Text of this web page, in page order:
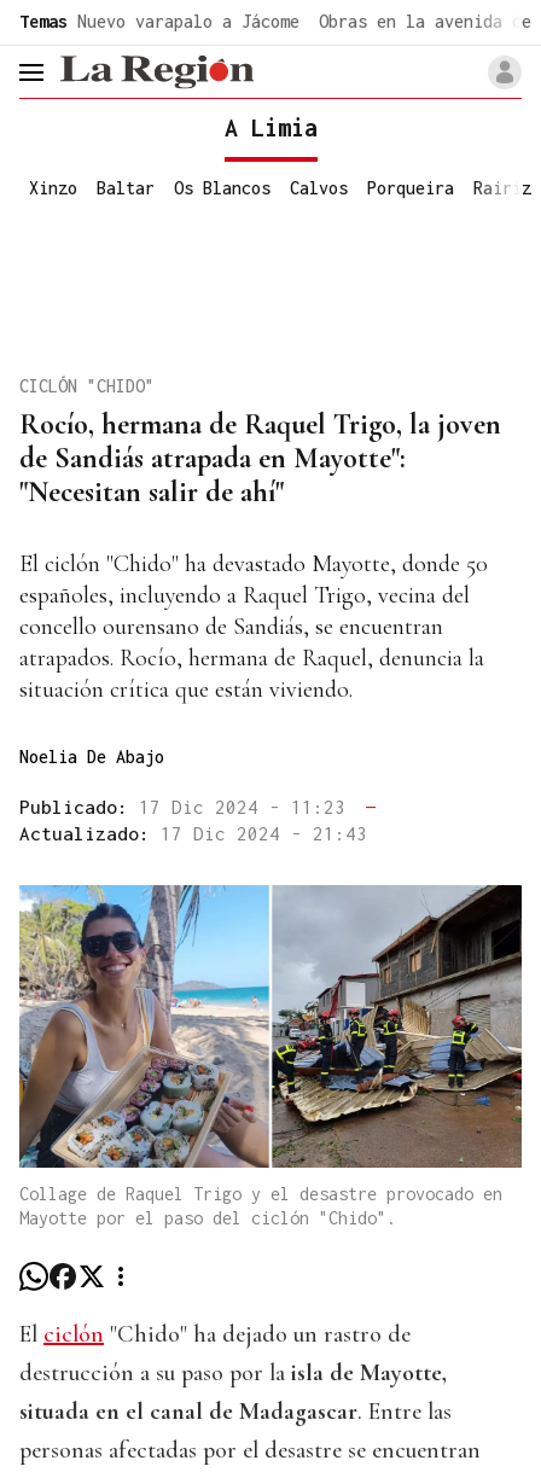
Temas Nuevo varapalo a Jácome Obras en la avenida de
header.menu.open
A Limia
Xinzo Baltar Os Blancos Calvos Porqueira Rairiz
Rocío, hermana de Raquel Trigo, la joven
de Sandiás atrapada en Mayotte":
"Necesitan salir de ahí"
CICLÓN "CHIDO"
El ciclón "Chido" ha devastado Mayotte, donde 50
españoles, incluyendo a Raquel Trigo, vecina del
concello ourensano de Sandiás, se encuentran
atrapados. Rocío, hermana de Raquel, denuncia la
situación crítica que están viviendo.
Noelia De Abajo
Publicado: 17 Dic 2024 - 11:23
—
Actualizado: 17 Dic 2024 - 21:43
Collage de Raquel Trigo y el desastre provocado en
Mayotte por el paso del ciclón "Chido".
El ciclón "Chido" ha dejado un rastro de
destrucción a su paso por la isla de Mayotte,
situada en el canal de Madagascar. Entre las
personas afectadas por el desastre se encuentran